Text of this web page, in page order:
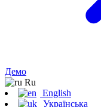
Демо
Ru
English
Українська